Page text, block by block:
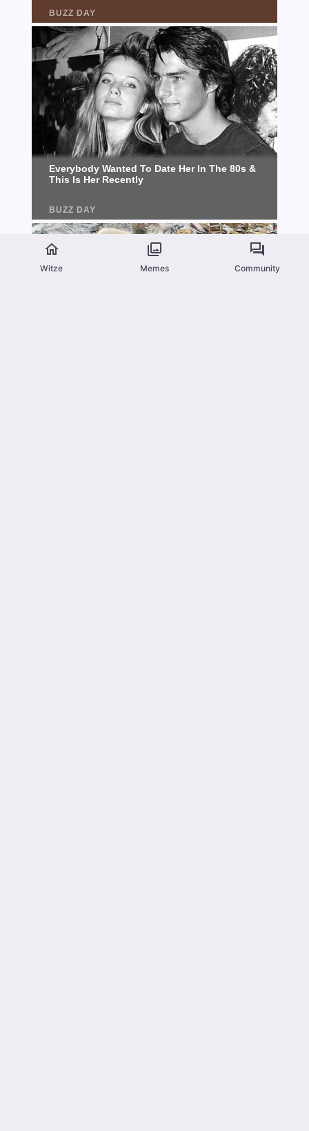
Witze Memes Community